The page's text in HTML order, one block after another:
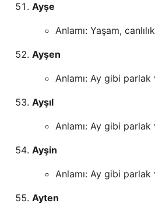
Ayşe
Anlamı: Yaşam,
Ayşen
Anlamı: Ay gibi parlak
Ayşıl
Anlamı: Ay gibi parlak
Ayşin
Anlamı: Ay gibi parlak
Ayten